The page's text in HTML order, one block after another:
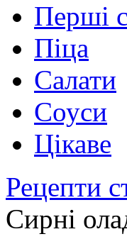
Перші
Піца
Салати
Соуси
Цікаве
Рецепти
Сирні